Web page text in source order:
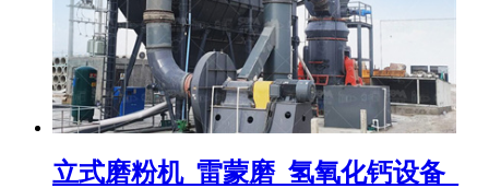
立式磨粉机_雷蒙磨_氢氧化钙设备_